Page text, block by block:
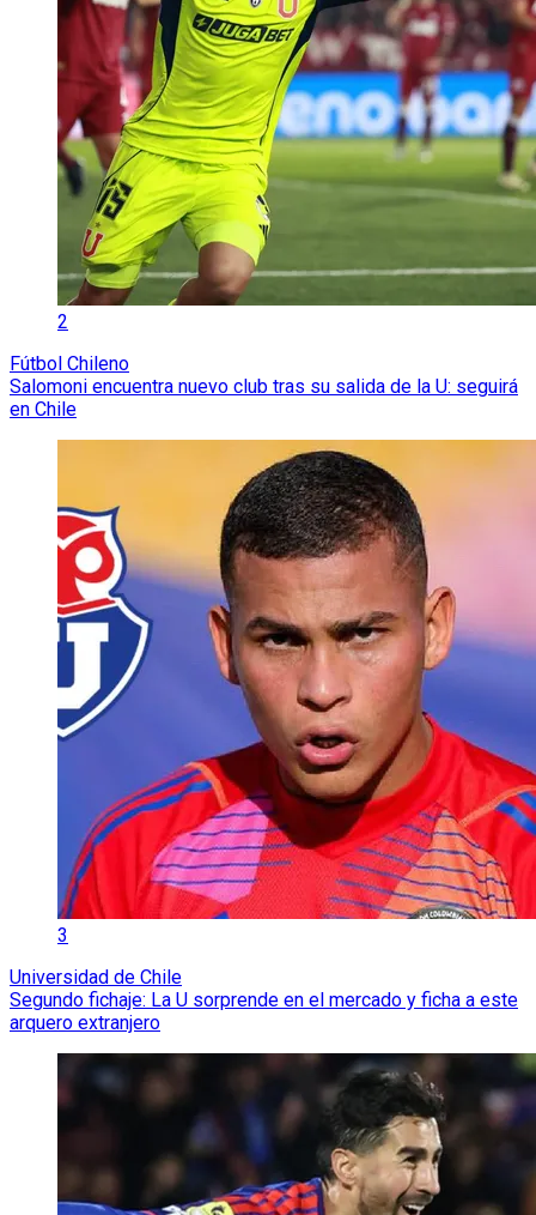
2
Fútbol Chileno
Salomoni encuentra nuevo club tras su salida de la U: seguirá
en Chile
3
Universidad de Chile
Segundo fichaje: La U sorprende en el mercado y ficha a este
arquero extranjero